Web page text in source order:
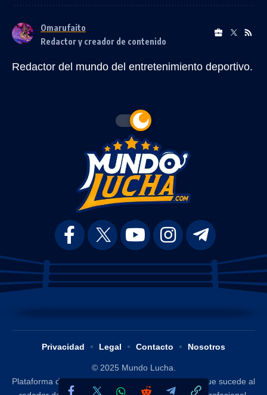
Omarufaito
Redactor y creador de contenido
Redactor del mundo del entretenimiento deportivo.
© 2025 Mundo Lucha.
Plataforma digital dedicada a difundir y analizar lo que sucede al
Privacidad Legal Contacto Nosotros